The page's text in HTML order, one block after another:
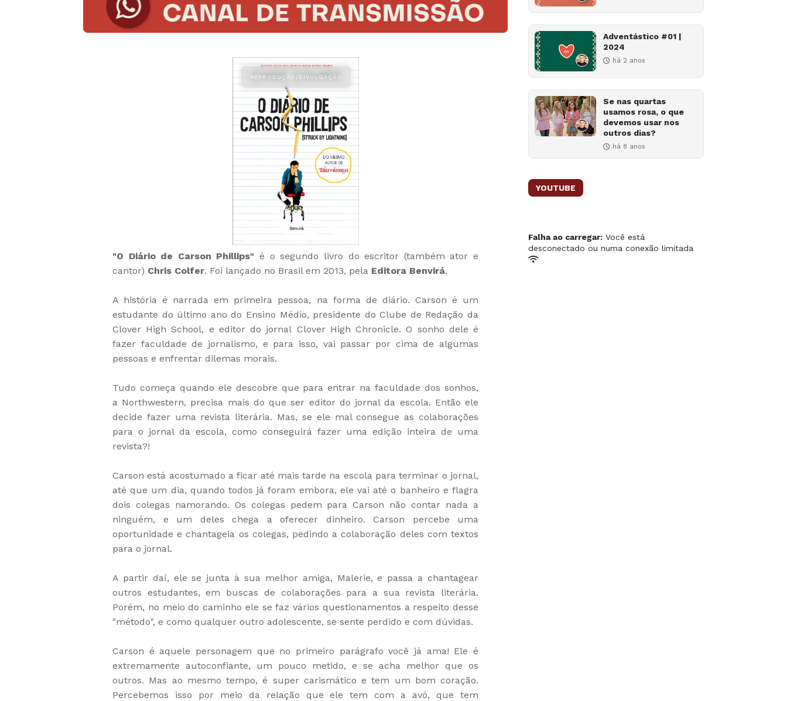
"O Diário de Carson Phillips" é o segundo livro do escritor (também ator e
cantor) Chris Colfer. Foi lançado no Brasil em 2013, pela Editora Benvirá.
A história é narrada em primeira pessoa, na forma de diário. Carson é um
estudante do último ano do Ensino Médio, presidente do Clube de Redação da
Clover High School, e editor do jornal Clover High Chronicle. O sonho dele é
fazer faculdade de jornalismo, e para isso, vai passar por cima de algumas
pessoas e enfrentar dilemas morais.
Tudo começa quando ele descobre que para entrar na faculdade dos sonhos,
a Northwestern, precisa mais do que ser editor do jornal da escola. Então ele
decide fazer uma revista literária. Mas, se ele mal consegue as colaborações
para o jornal da escola, como conseguirá fazer uma edição inteira de uma
revista?!
Carson está acostumado a ficar até mais tarde na escola para terminar o jornal,
até que um dia, quando todos já foram embora, ele vai até o banheiro e flagra
dois colegas namorando. Os colegas pedem para Carson não contar nada a
ninguém, e um deles chega a oferecer dinheiro. Carson percebe uma
oportunidade e chantageia os colegas, pedindo a colaboração deles com textos
para o jornal.
A partir daí, ele se junta à sua melhor amiga, Malerie, e passa a chantagear
outros estudantes, em buscas de colaborações para a sua revista literária.
Porém, no meio do caminho ele se faz vários questionamentos a respeito desse
"método", e como qualquer outro adolescente, se sente perdido e com dúvidas.
Carson é aquele personagem que no primeiro parágrafo você já ama! Ele é
extremamente autoconfiante, um pouco metido, e se acha melhor que os
outros. Mas ao mesmo tempo, é super carismático e tem um bom coração.
Percebemos isso por meio da relação que ele tem com a avó, que tem
Adventástico #01 |
2024
há 2 anos
Se nas quartas
usamos rosa, o que
devemos usar nos
outros dias?
há 8 anos
YOUTUBE
Falha ao carregar: Você está
desconectado ou numa conexão limitada